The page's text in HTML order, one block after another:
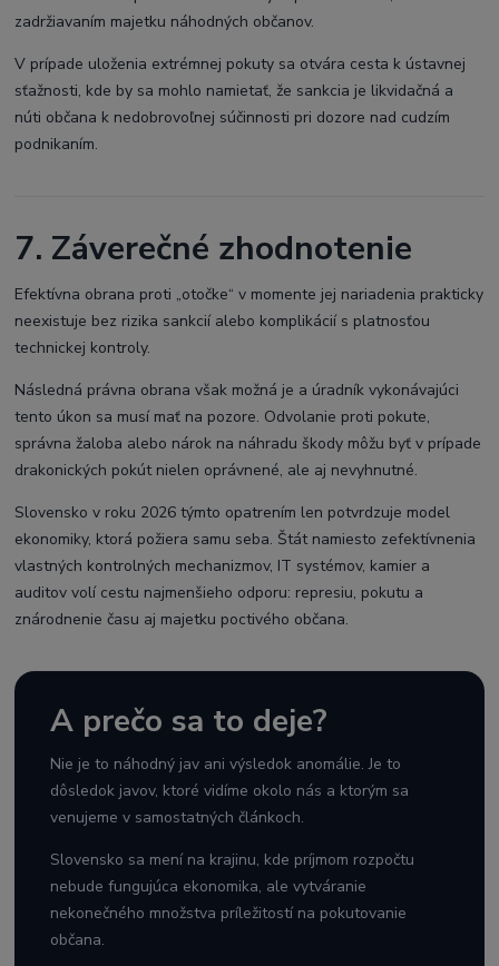
zadržiavaním majetku náhodných občanov.
V prípade uloženia extrémnej pokuty sa otvára cesta k ústavnej
sťažnosti, kde by sa mohlo namietať, že sankcia je likvidačná a
núti občana k nedobrovoľnej súčinnosti pri dozore nad cudzím
podnikaním.
7. Záverečné zhodnotenie
Efektívna obrana proti „otočke“ v momente jej nariadenia prakticky
neexistuje bez rizika sankcií alebo komplikácií s platnosťou
technickej kontroly.
Následná právna obrana však možná je a úradník vykonávajúci
tento úkon sa musí mať na pozore. Odvolanie proti pokute,
správna žaloba alebo nárok na náhradu škody môžu byť v prípade
drakonických pokút nielen oprávnené, ale aj nevyhnutné.
Slovensko v roku 2026 týmto opatrením len potvrdzuje model
ekonomiky, ktorá požiera samu seba. Štát namiesto zefektívnenia
vlastných kontrolných mechanizmov, IT systémov, kamier a
auditov volí cestu najmenšieho odporu: represiu, pokutu a
znárodnenie času aj majetku poctivého občana.
A prečo sa to deje?
Nie je to náhodný jav ani výsledok anomálie. Je to
dôsledok javov, ktoré vidíme okolo nás a ktorým sa
venujeme v samostatných článkoch.
Slovensko sa mení na krajinu, kde príjmom rozpočtu
nebude fungujúca ekonomika, ale vytváranie
nekonečného množstva príležitostí na pokutovanie
občana.